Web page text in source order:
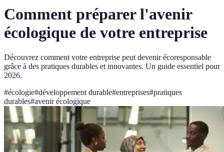
Comment préparer l'avenir
écologique de votre entreprise
Découvrez comment votre entreprise peut devenir écoresponsable
grâce à des pratiques durables et innovantes. Un guide essentiel pour
2026.
#écologie#développement durable#entreprises#pratiques
durables#avenir écologique